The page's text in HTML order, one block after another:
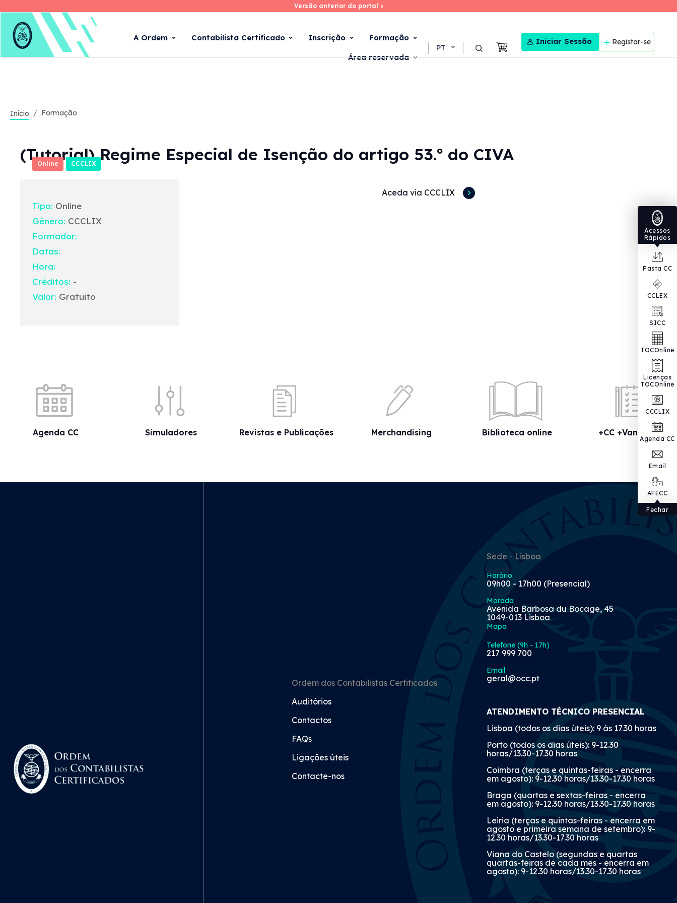
Skip
main
Versão anterior do portal >
Versão anterior do portal >
A Ordem Contabilista Certificado Inscrição Formação
Área reservada
PT User menu Registar-se
Iniciar Sessão
Acessos
Rápidos
Pasta CC
CCLEX
SICC
TOCOnline
Licenças
TOCOnline
CCCLIX
Agenda CC
Email
AFECC
Fechar
Início Formação
Online CCCLIX
(Tutorial) Regime Especial de Isenção do artigo 53.º do CIVA
Tipo: Online
Género: CCCLIX
Formador:
Datas:
Hora:
Créditos: -
Valor: Gratuito
Aceda via CCCLIX
Agenda CC Simuladores Revistas e Publicações Merchandising Biblioteca online +CC +Vantagens
Ordem dos Contabilistas Certificados
Auditórios
Contactos
FAQs
Ligações úteis
Contacte-nos
Sede - Lisboa
Horário
09h00 - 17h00 (Presencial)
Morada
Avenida Barbosa du Bocage, 45
1049-013 Lisboa
Mapa
Telefone (9h - 17h)
217 999 700
Email
geral@occ.pt
ATENDIMENTO TÉCNICO PRESENCIAL
Lisboa (todos os dias úteis): 9 às 17.30 horas
Porto (todos os dias úteis): 9-12.30
horas/13.30-17.30 horas
Coimbra (terças e quintas-feiras - encerra
em agosto): 9-12.30 horas/13.30-17.30 horas
Braga (quartas e sextas-feiras - encerra
em agosto): 9-12.30 horas/13.30-17.30 horas
Leiria (terças e quintas-feiras - encerra em
agosto e primeira semana de setembro): 9-
12.30 horas/13.30-17.30 horas
Viana do Castelo (segundas e quartas
quartas-feiras de cada mês - encerra em
agosto): 9-12.30 horas/13.30-17.30 horas